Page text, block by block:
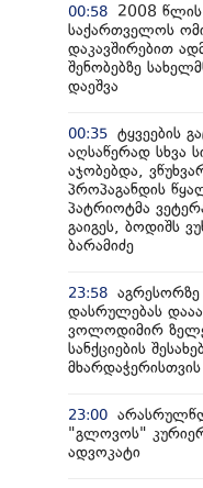
00:58
2008
საქართველოს
დაკავშირებით
შენობებზე
დაეშვა
00:35 ტყვეების
აღსაწერად სხვა
აჯობებდა,
პროპაგანდის
პატრიოტმა
გაიგეს, ბოდიშს
ბარამიძე
23:58
დასრულებას
ვოლოდიმირ
სანქციების
23:00
"გლოვოს"
ადვოკატი